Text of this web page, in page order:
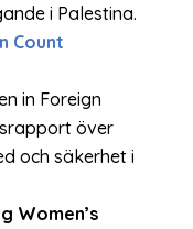
i Palestina.
Count
in Foreign
över
och säkerhet i
Women’s